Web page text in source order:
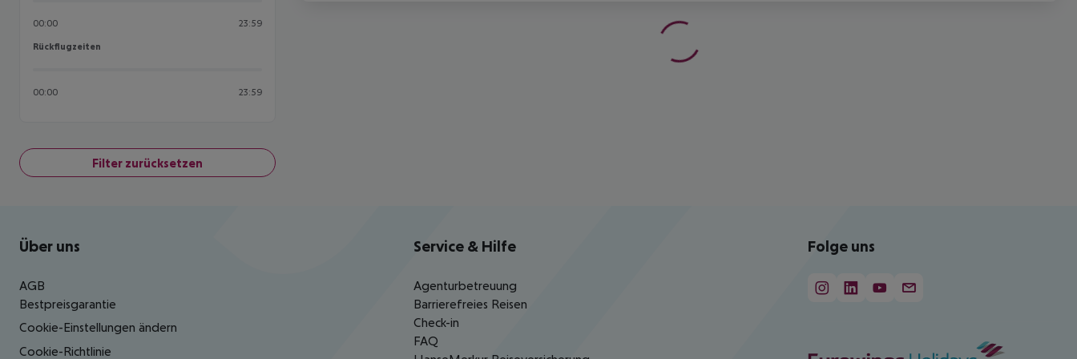
00:00 23:59
Rückflugzeiten
Rückflugzeiten
00:00 23:59
Filter zurücksetzen
Footer navigation
Über uns
AGB
Bestpreisgarantie
Cookie-Einstellungen ändern
Cookie-Richtlinie
Service & Hilfe
Agenturbetreuung
Barrierefreies Reisen
Check-in
FAQ
Folge uns